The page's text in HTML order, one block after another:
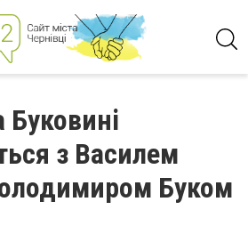
Буковині
з Василем
Буком